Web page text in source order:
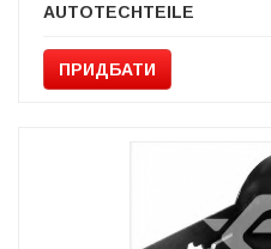
AUTOTECHTEILE
ПРИДБАТИ